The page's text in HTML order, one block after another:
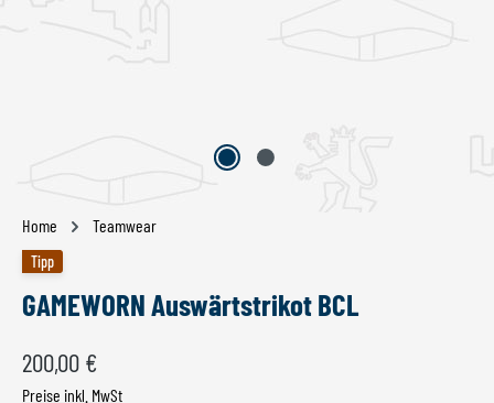
Home Teamwear
Tipp
GAMEWORN Auswärtstrikot BCL
Regulärer Preis:
200,00 €
Preise inkl. MwSt